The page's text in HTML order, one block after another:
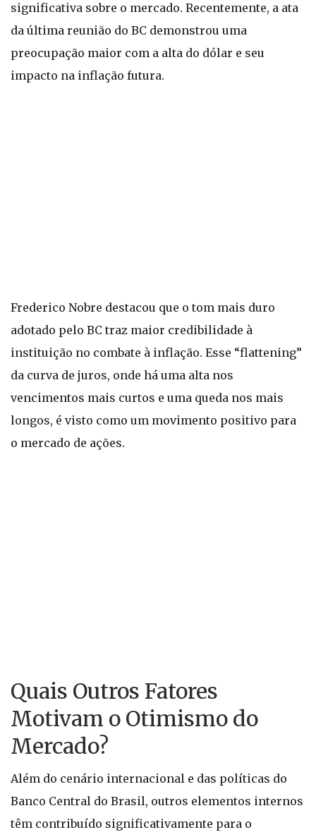
significativa sobre o mercado. Recentemente, a ata
da última reunião do BC demonstrou uma
preocupação maior com a alta do dólar e seu
impacto na inflação futura.
Frederico Nobre destacou que o tom mais duro
adotado pelo BC traz maior credibilidade à
instituição no combate à inflação. Esse “flattening”
da curva de juros, onde há uma alta nos
vencimentos mais curtos e uma queda nos mais
longos, é visto como um movimento positivo para
o mercado de ações.
Quais Outros Fatores
Motivam o Otimismo do
Mercado?
Além do cenário internacional e das políticas do
Banco Central do Brasil, outros elementos internos
têm contribuído significativamente para o